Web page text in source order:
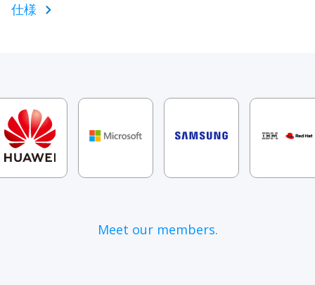
仕様
Meet our members.